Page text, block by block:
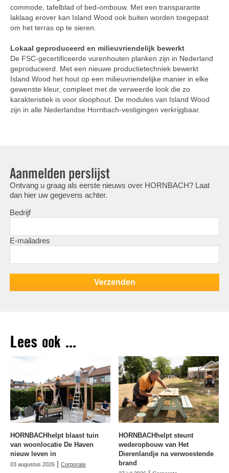
commode, tafelblad of bed-ombouw. Met een transparante
laklaag erover kan Island Wood ook buiten worden toegepast
om het terras op te sieren.
Lokaal geproduceerd en milieuvriendelijk bewerkt
De FSC-gecertificeerde vurenhouten planken zijn in Nederland
geproduceerd. Met een nieuwe productietechniek bewerkt
Island Wood het hout op een milieuvriendelijke manier in elke
gewenste kleur, compleet met de verweerde look die zo
karakteristiek is voor sloophout. De modules van Island Wood
zijn in alle Nederlandse Hornbach-vestigingen verkrijgbaar.
Aanmelden perslijst
Ontvang u graag als eerste nieuws over HORNBACH? Laat
dan hier uw gegevens achter.
Bedrijf
E-mailadres
Lees ook ...
HORNBACHhelpt blaast tuin
van woonlocatie De Haven
nieuw leven in
03 augustus 2026 Corporate
HORNBACHhelpt steunt
wederopbouw van Het
Dierenlandje na verwoestende
brand